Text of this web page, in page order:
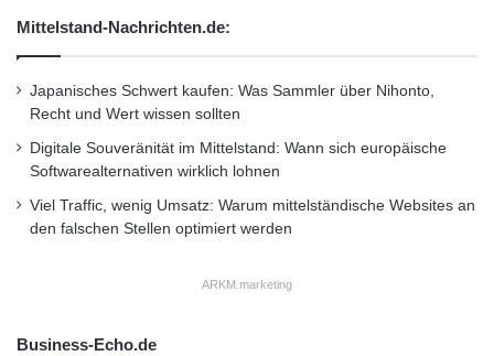
Teilnahme der Alt-Opel-IG mit bis zu 200
historischen Fahrzeugen.
Verkauf von Neu- und Gebrauchtwagen
und Leasingangebote vom Verkauf an
Mitarbeiter sowie Probefahrten mit bis zu
200 Fahrzeugen.
Mittelstand-Nachrichten.de:
Japanisches Schwert kaufen: Was Sammler über Nihonto,
Recht und Wert wissen sollten
Digitale Souveränität im Mittelstand: Wann sich europäische
Softwarealternativen wirklich lohnen
Viel Traffic, wenig Umsatz: Warum mittelständische Websites an
den falschen Stellen optimiert werden
ARKM.marketing
Business-Echo.de